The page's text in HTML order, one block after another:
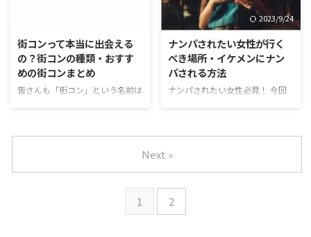
とさえできれば女性と出会うこと
ができそうです。ただ、ジムで出
す。 今回は、ジムで出会いを作
ることが難しい理由とジムで出会
いを作るための方法について解説
していきます。
街コンって本当に出会える
の？街コンの種類・おすす
めの街コンまとめ
皆さんも「街コン」という名前は
かし、街コンは本当に出会いがあ
るのでしょうか。 今回は、街コ
ンについて解説していきます。お
すすめの街コンもご紹介しますの
2023/9/24
ナンパされたい女性が行く
べき場所・イケメンにナン
パされる方法
ナンパされたい女性必見！ 今回
合ってくださいね♪
1 2
Next »